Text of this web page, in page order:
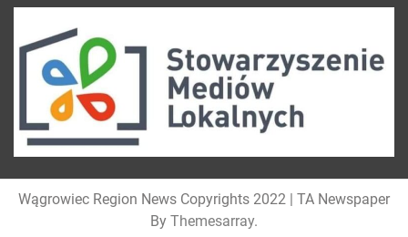
Wągrowiec Region News Copyrights 2022 | TA Newspaper
By Themesarray.